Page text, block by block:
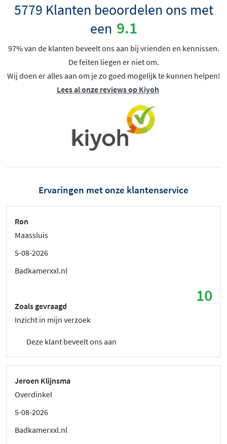
5779 Klanten beoordelen ons met
een 9.1
97% van de klanten beveelt ons aan bij vrienden en kennissen.
De feiten liegen er niet om.
Wij doen er alles aan om je zo goed mogelijk te kunnen helpen!
Lees al onze reviews op Kiyoh
Ervaringen met onze klantenservice
Ron
Maassluis
5-08-2026
Badkamerxxl.nl
10
Zoals gevraagd
Inzicht in mijn verzoek
Deze klant beveelt ons aan
Jeroen Klijnsma
Overdinkel
5-08-2026
Badkamerxxl.nl